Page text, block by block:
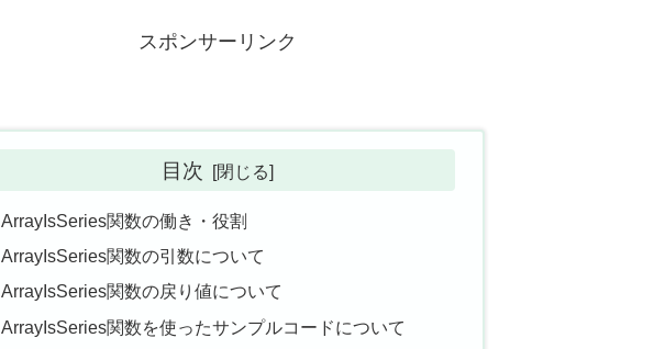
スポンサーリンク
目次
ArrayIsSeries関数の働き・役割
ArrayIsSeries関数の引数について
ArrayIsSeries関数の戻り値について
ArrayIsSeries関数を使ったサンプルコードについて